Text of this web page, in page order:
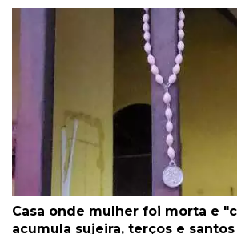
Casa onde mulher foi morta e
acumula sujeira, terços e santos